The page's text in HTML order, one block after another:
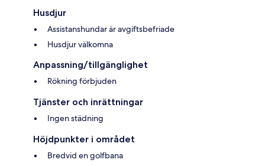
Husdjur
Assistanshundar är avgiftsbefriade
Husdjur välkomna
Anpassning/tillgänglighet
Rökning förbjuden
Tjänster och inrättningar
Ingen städning
Höjdpunkter i området
Bredvid en golfbana